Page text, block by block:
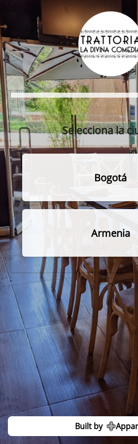
Selecciona la
Bogotá
Armenia
Built by